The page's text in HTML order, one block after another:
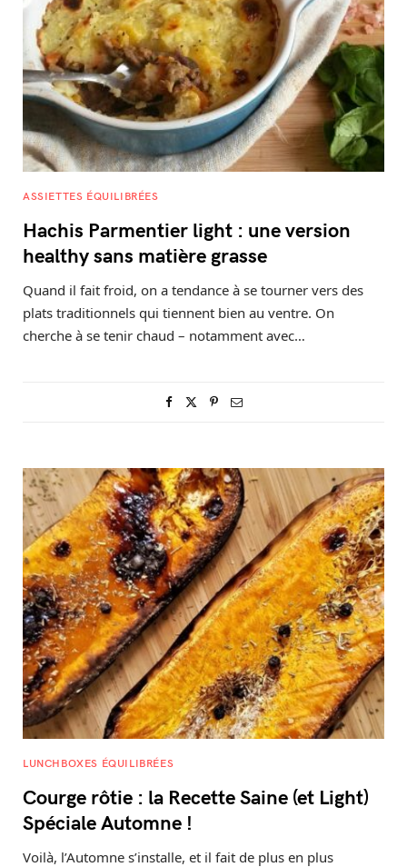
ASSIETTES ÉQUILIBRÉES
Hachis Parmentier light : une version
healthy sans matière grasse
Quand il fait froid, on a tendance à se tourner vers des
plats traditionnels qui tiennent bien au ventre. On
cherche à se tenir chaud – notamment avec…
LUNCHBOXES ÉQUILIBRÉES
Courge rôtie : la Recette Saine (et Light)
Spéciale Automne !
Voilà, l’Automne s’installe, et il fait de plus en plus